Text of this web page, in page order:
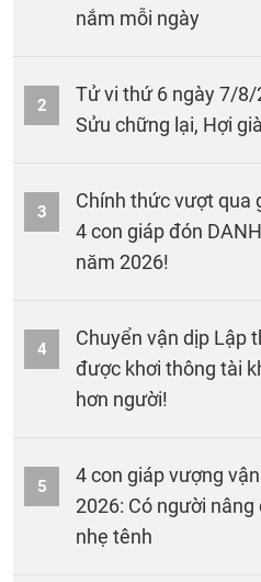
nắm mỗi ngày
2
Tử vi thứ 6 ngày 7/8/
Sửu chững lại, Hợi
3
Chính thức vượt qua
4 con giáp đón
năm 2026!
4
Chuyển vận dịp Lập
được khơi thông tài
hơn người!
5
4 con giáp vượng
2026: Có người
nhẹ tênh